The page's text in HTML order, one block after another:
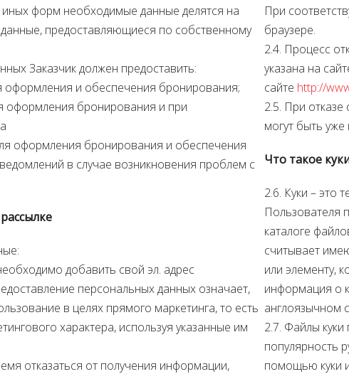
форм необходимые данные делятся на
предоставляющиеся по собственному
Заказчик должен предоставить:
и обеспечения бронирования;
оформления бронирования и при
оформления бронирования и обеспечения
в случае возникновения проблем с
добавить свой эл. адрес
персональных данных означает,
в целях прямого маркетинга, то есть
характера, используя указанные им
отказаться от получения информации,
При
браузере.
2.4. Процесс
указана на
сайте http://
2.5. При отказе
могут быть
Что такое
2.6. Куки – это
Пользователя
каталоге
считывает
или элементу,
информация о
англоязычном
2.7. Файлы
популярность
помощью куки